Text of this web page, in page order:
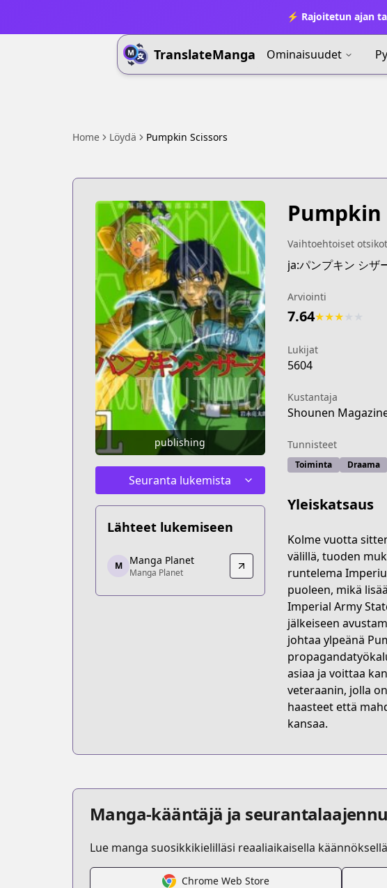
⚡ Rajoitetun ajan
TranslateManga Ominaisuudet
Home Löydä Pumpkin Scissors
publishing
Seuranta lukemista
Lähteet lukemiseen
Manga Planet
Manga Planet
https://read.mangaplanet.com/comic/6176655c2681a
M Manga Planet
Manga Planet
Pumpkin
Vaihtoehtoiset otsikot
ja:パンプキン シザ
Arviointi
7.64★★★
Lukijat
5604
Kustantaja
Shounen
Tunnisteet
Toiminta Draama
Yleiskatsaus
Kolme vuotta
välillä, tuoden
runtelema
puoleen, mikä
Imperial Army
jälkeiseen
johtaa ylpeänä
asiaa ja voittaa
veteraanin, jolla
haasteet että
kansaa.
Manga-kääntäjä ja
Lue manga suosikkikielilläsi reaaliaikaisella
Chrome Web Store